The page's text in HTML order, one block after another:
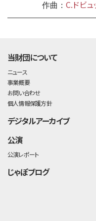
作曲： C.ドビュ
当財団について
ニュース
事業概要
お問い合わせ
個人情報保護方針
デジタルアーカイブ
公演
公演レポート
じゃぽブログ